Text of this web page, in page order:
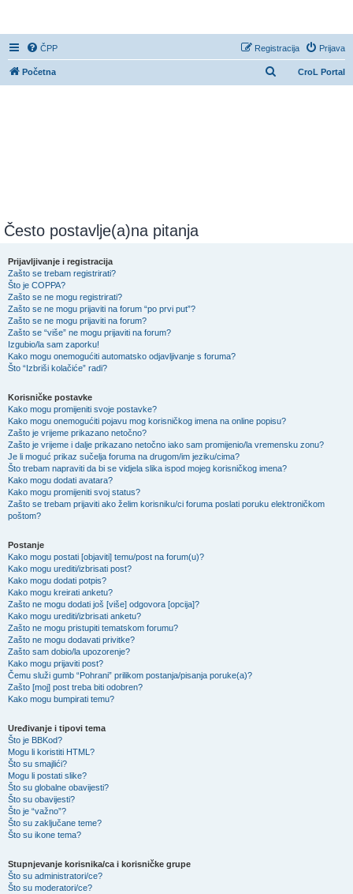
ČPP Prijava
Registracija
CroL Portal
Početna
Često postavlje(a)na pitanja
Prijavljivanje i registracija
Zašto se trebam registrirati?
Što je COPPA?
Zašto se ne mogu registrirati?
Zašto se ne mogu prijaviti na forum “po prvi put”?
Zašto se ne mogu prijaviti na forum?
Zašto se “više” ne mogu prijaviti na forum?
Izgubio/la sam zaporku!
Kako mogu onemogućiti automatsko odjavljivanje s foruma?
Što “Izbriši kolačiće” radi?
Korisničke postavke
Kako mogu promijeniti svoje postavke?
Kako mogu onemogućiti pojavu mog korisničkog imena na online popisu?
Zašto je vrijeme prikazano netočno?
Zašto je vrijeme i dalje prikazano netočno iako sam promijenio/la vremensku zonu?
Je li moguć prikaz sučelja foruma na drugom/im jeziku/cima?
Što trebam napraviti da bi se vidjela slika ispod mojeg korisničkog imena?
Kako mogu dodati avatara?
Kako mogu promijeniti svoj status?
Zašto se trebam prijaviti ako želim korisniku/ci foruma poslati poruku elektroničkom
poštom?
Postanje
Kako mogu postati [objaviti] temu/post na forum(u)?
Kako mogu urediti/izbrisati post?
Kako mogu dodati potpis?
Kako mogu kreirati anketu?
Zašto ne mogu dodati još [više] odgovora [opcija]?
Kako mogu urediti/izbrisati anketu?
Zašto ne mogu pristupiti tematskom forumu?
Zašto ne mogu dodavati privitke?
Zašto sam dobio/la upozorenje?
Kako mogu prijaviti post?
Čemu služi gumb “Pohrani” prilikom postanja/pisanja poruke(a)?
Zašto [moj] post treba biti odobren?
Kako mogu bumpirati temu?
Uređivanje i tipovi tema
Što je BBKod?
Mogu li koristiti HTML?
Što su smajlići?
Mogu li postati slike?
Što su globalne obavijesti?
Što su obavijesti?
Što je “važno”?
Što su zaključane teme?
Što su ikone tema?
Stupnjevanje korisnika/ca i korisničke grupe
Što su administratori/ce?
Što su moderatori/ce?